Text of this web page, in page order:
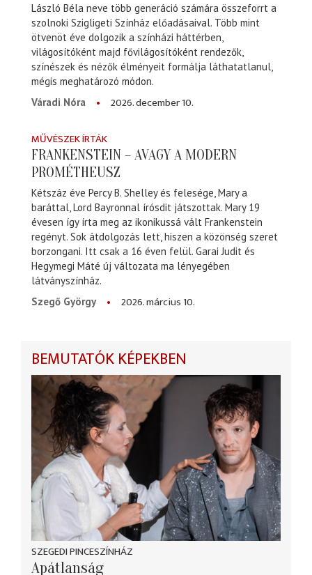
László Béla neve több generáció számára összeforrt a
szolnoki Szigligeti Színház előadásaival. Több mint
ötvenöt éve dolgozik a színházi háttérben,
világosítóként majd fővilágosítóként rendezők,
színészek és nézők élményeit formálja láthatatlanul,
mégis meghatározó módon.
Váradi Nóra
2026. december 10.
MŰVÉSZEK ÍRTÁK
FRANKENSTEIN – AVAGY A MODERN
PROMÉTHEUSZ
Kétszáz éve Percy B. Shelley és felesége, Mary a
baráttal, Lord Bayronnal írósdit játszottak. Mary 19
évesen így írta meg az ikonikussá vált Frankenstein
regényt. Sok átdolgozás lett, hiszen a közönség szeret
borzongani. Itt csak a 16 éven felül. Garai Judit és
Hegymegi Máté új változata ma lényegében
látványszínház.
Szegő György
2026. március 10.
BEMUTATÓK KÉPEKBEN
SZEGEDI PINCESZÍNHÁZ
Apátlanság